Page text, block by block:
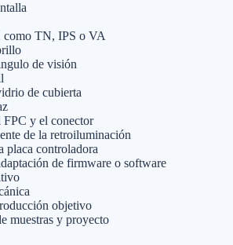
como TN, IPS o VA
de visión
de cubierta
y el conector
de la retroiluminación
placa controladora
de firmware o software
objetivo
muestras y proyecto